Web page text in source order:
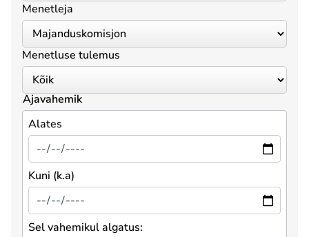
Menetleja
Menetluse tulemus
Ajavahemik
Alates
Kuni (k.a)
Sel vahemikul algatus: